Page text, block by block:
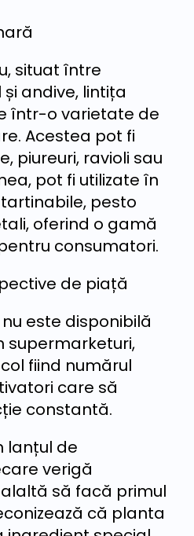
situat între
andive, lintița
într-o varietate de
Acestea pot fi
piureuri, ravioli sau
pot fi utilizate în
pesto
oferind o gamă
consumatori.
de piață
este disponibilă
supermarketuri,
fiind numărul
care să
constantă.
lanțul de
verigă
să facă primul
că planta